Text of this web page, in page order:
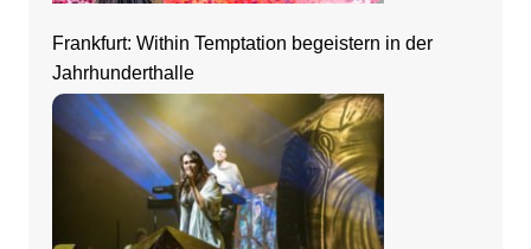
Frankfurt: Within Temptation begeistern in der
Jahrhunderthalle